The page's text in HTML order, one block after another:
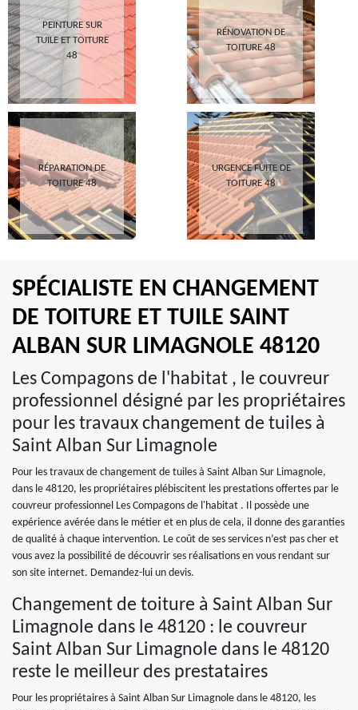
PEINTURE SUR
TUILE ET TOITURE
48
RÉNOVATION DE
TOITURE 48
RÉPARATION DE
TOITURE 48
URGENCE FUITE DE
TOITURE 48
SPÉCIALISTE EN CHANGEMENT
DE TOITURE ET TUILE SAINT
ALBAN SUR LIMAGNOLE 48120
Les Compagons de l'habitat , le couvreur
professionnel désigné par les propriétaires
pour les travaux changement de tuiles à
Saint Alban Sur Limagnole
Pour les travaux de changement de tuiles à Saint Alban Sur Limagnole,
dans le 48120, les propriétaires plébiscitent les prestations offertes par le
couvreur professionnel Les Compagons de l'habitat . Il possède une
expérience avérée dans le métier et en plus de cela, il donne des garanties
de qualité à chaque intervention. Le coût de ses services n’est pas cher et
vous avez la possibilité de découvrir ses réalisations en vous rendant sur
son site internet. Demandez-lui un devis.
Changement de toiture à Saint Alban Sur
Limagnole dans le 48120 : le couvreur
Saint Alban Sur Limagnole dans le 48120
reste le meilleur des prestataires
Pour les propriétaires à Saint Alban Sur Limagnole dans le 48120, les